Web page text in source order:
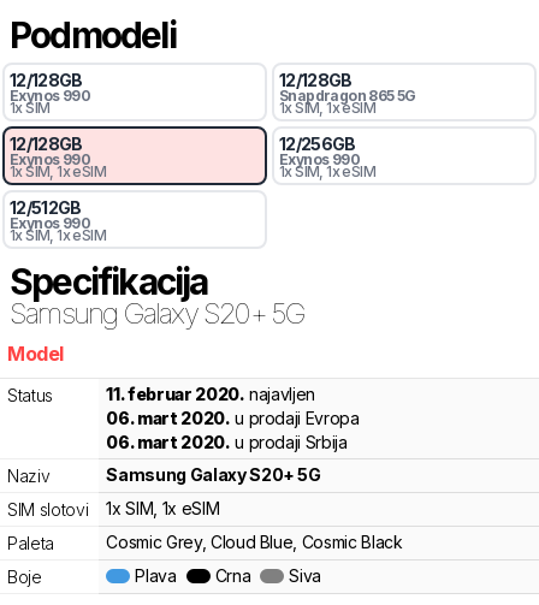
Podmodeli
12/128GB
Exynos 990
1x SIM
12/128GB
Snapdragon 865 5G
1x SIM, 1x eSIM
12/128GB
Exynos 990
1x SIM, 1x eSIM
12/256GB
Exynos 990
1x SIM, 1x eSIM
12/512GB
Exynos 990
1x SIM, 1x eSIM
Specifikacija
Samsung Galaxy S20+ 5G
Model
Status 11. februar 2020. najavljen
06. mart 2020. u prodaji Evropa
06. mart 2020. u prodaji Srbija
Naziv
Samsung Galaxy S20+ 5G
SIM slotovi
1x SIM , 1x eSIM
Paleta
Cosmic Grey, Cloud Blue, Cosmic Black
Boje
Plava Crna Siva